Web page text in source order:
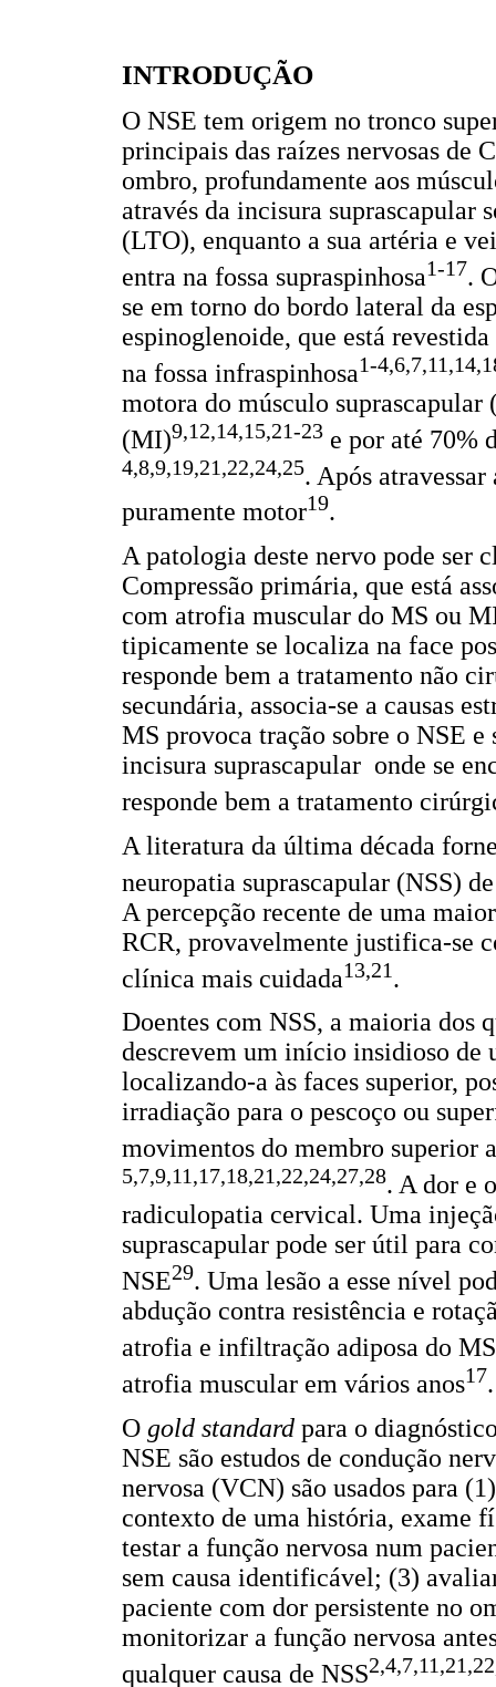
INTRODUÇÃO
O NSE tem origem no tronco
principais das raízes nervosas de
ombro, profundamente aos
através da incisura suprascapular
(LTO), enquanto a sua artéria e
entra na fossa supraspinhosa1-17.
se em torno do bordo lateral da
espinoglenoide, que está
na fossa infraspinhosa1-
motora do músculo
(MI)9,12,14,15,21-23 e por até 70%
4,8,9,19,21,22,24,25. Após
puramente motor19.
A patologia deste nervo pode ser
Compressão primária, que está
com atrofia muscular do MS ou
tipicamente se localiza na face
responde bem a tratamento não
secundária, associa-se a causas
MS provoca tração sobre o NSE e
incisura suprascapular onde se
responde bem a tratamento
A literatura da última década
neuropatia suprascapular (NSS)
A percepção recente de uma
RCR, provavelmente justifica-se
clínica mais cuidada13,21.
Doentes com NSS, a maioria dos
descrevem um início insidioso de
localizando-a às faces superior,
irradiação para o pescoço ou
movimentos do membro superior
5,7,9,11,17,18,21,22,24,27,28. A dor e
radiculopatia cervical. Uma
suprascapular pode ser útil para
NSE29. Uma lesão a esse nível
abdução contra resistência e
atrofia e infiltração adiposa do
atrofia muscular em vários anos17.
O gold standard para o
NSE são estudos de condução
nervosa (VCN) são usados para
contexto de uma história, exame
testar a função nervosa num
sem causa identificável; (3)
paciente com dor persistente no
monitorizar a função nervosa
qualquer causa de NSS